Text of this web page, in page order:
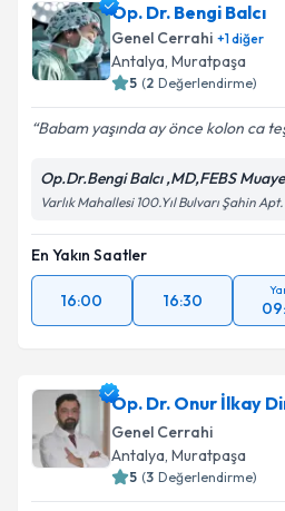
Op. Dr. Bengi Balcı
Genel Cerrahi +1diğer
Antalya, Muratpaşa
5 (2 Değerlendirme)
Babam yaşında ay önce kolon ca
Op.Dr.Bengi Balcı ,MD,FEBS
Varlık Mahallesi 100.Yıl Bulvarı Şahin
En Yakın Saatler
16:00 16:30
Op. Dr. Onur İlkay
Genel Cerrahi
Antalya, Muratpaşa
5 (3 Değerlendirme)